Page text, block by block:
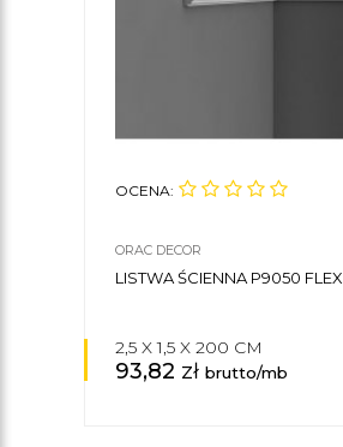
OCENA:
ORAC DECOR
LISTWA ŚCIENNA P9050 FLEX
2,5 X 1,5 X 200 CM
93,82 zł brutto/mb